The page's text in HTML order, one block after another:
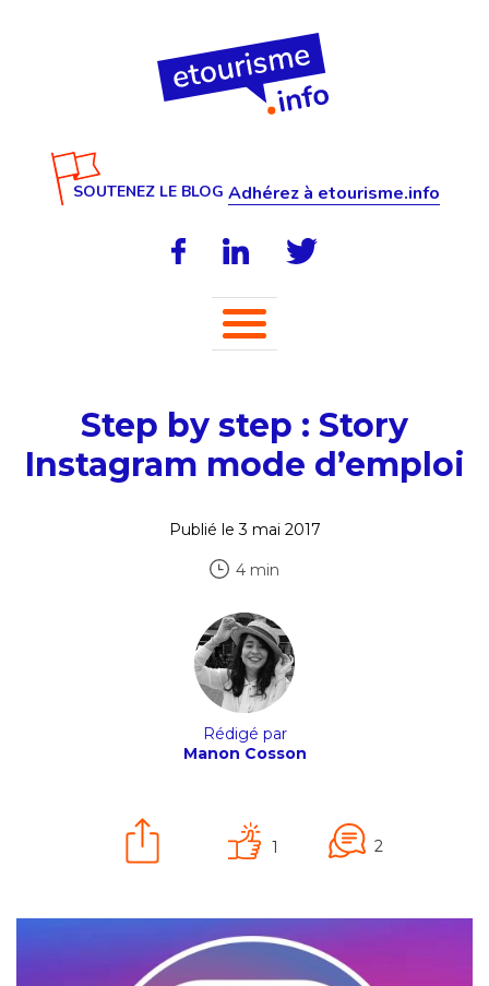
SOUTENEZ LE BLOG Adhérez à etourisme.info
Step by step : Story
Instagram mode d’emploi
Publié le 3 mai 2017
4 min
Rédigé par
Manon Cosson
1 2